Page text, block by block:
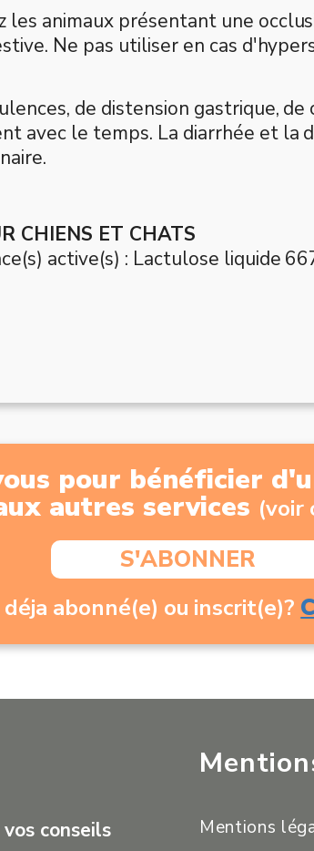
les animaux présentant une
Ne pas utiliser en cas
de distension gastrique,
avec le temps. La diarrhée et la
CHIENS ET CHATS
active(s) : Lactulose liquide
pour bénéficier
autres services (voir
S'ABONNER
abonné(e) ou inscrit(e)?
conseils
Mentions